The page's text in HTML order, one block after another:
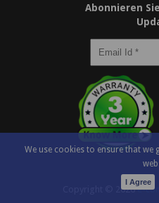
Abonnieren
2026 e-
We use cookies to ensure that we
I Agree